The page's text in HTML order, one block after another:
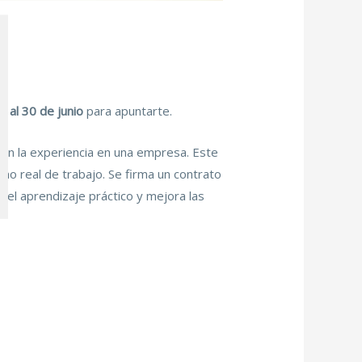
16 al 30 de junio para apuntarte.
la experiencia en una empresa. Este
real de trabajo. Se firma un contrato
aprendizaje práctico y mejora las